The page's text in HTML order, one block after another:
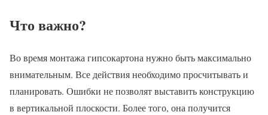
Что важно?
Во время монтажа гипсокартона нужно быть максимально
внимательным. Все действия необходимо просчитывать и
планировать. Ошибки не позволят выставить конструкцию
в вертикальной плоскости. Более того, она получится